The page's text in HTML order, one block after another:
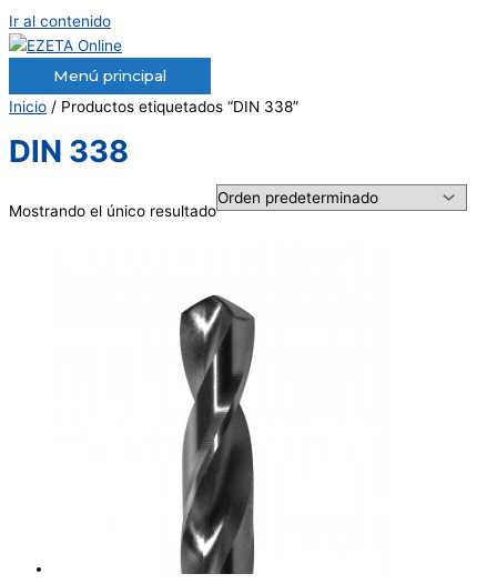
Ir al contenido
Menú principal
Inicio / Productos etiquetados “DIN 338”
DIN 338
Mostrando el único resultado